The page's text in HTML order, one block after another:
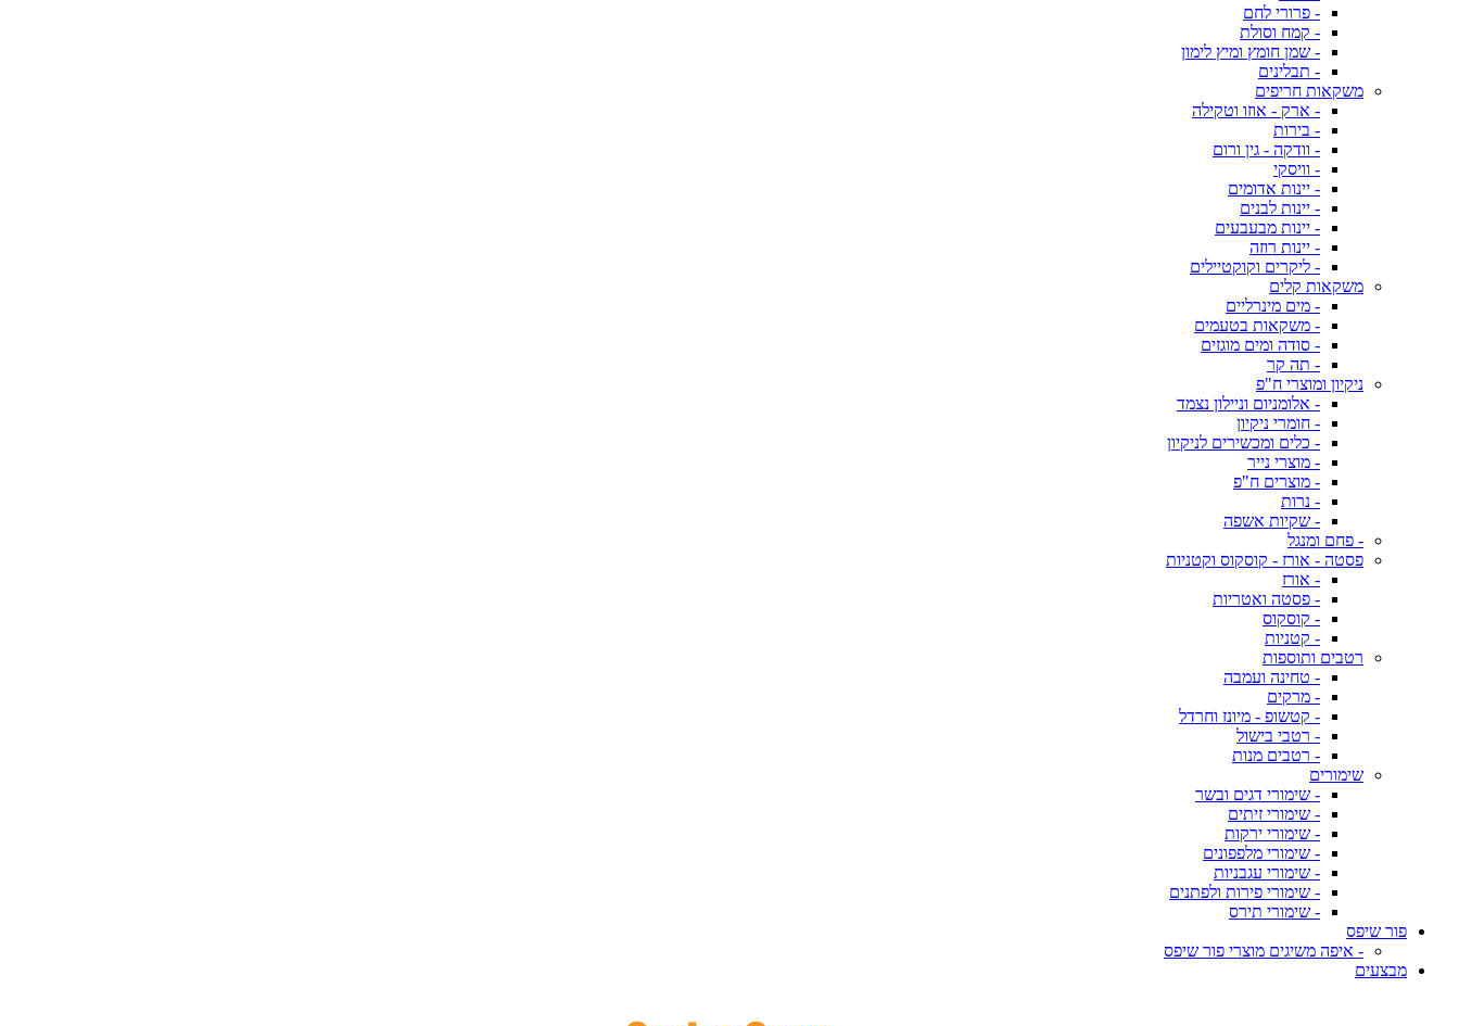
- פרורי לחם
- קמח וסולת
- שמן חומץ ומיץ לימון
- תבלינים
משקאות חריפים
- ארק - אוזו וטקילה
- בירות
- וודקה - גין ורום
- וויסקי
- יינות אדומים
- יינות לבנים
- יינות מבעבעים
- יינות רוזה
- ליקרים וקוקטיילים
משקאות קלים
- מים מינרליים
- משקאות בטעמים
- סודה ומים מוגזים
- תה קר
ניקיון ומוצרי ח"פ
- אלומניום וניילון נצמד
- חומרי ניקיון
- כלים ומכשירים לניקיון
- מוצרי נייר
- מוצרים ח"פ
- נרות
- שקיות אשפה
- פחם ומנגל
פסטה - אורז - קוסקוס וקטניות
- אורז
- פסטה ואטריות
- קוסקוס
- קטניות
רטבים ותוספות
- טחינה ועמבה
- מרקים
- קטשופ - מיונז וחרדל
- רטבי בישול
- רטבים מנות
שימורים
- שימורי דגים ובשר
- שימורי זיתים
- שימורי ירקות
- שימורי מלפפונים
- שימורי עגבניות
- שימורי פירות ולפתנים
- שימורי תירס
פור שיפס
- איפה משיגים מוצרי פור שיפס
מבצעים